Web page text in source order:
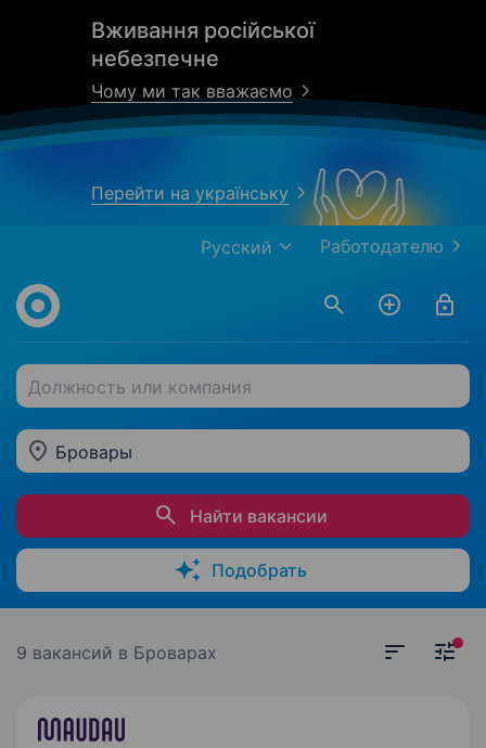
Вживання російської
небезпечне
Чому ми так вважаємо
Перейти на українську
Работодателю
Русский
Должность или компания
Бровары
Найти вакансии
Подобрать
9 вакансий в Броварах